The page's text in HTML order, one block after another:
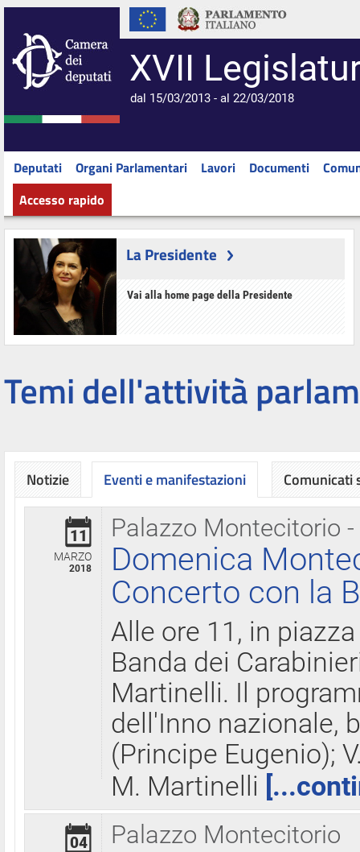
XVII
dal 15/03/2013 - al 22/03/2018
Deputati Organi Parlamentari Lavori Documenti
Accesso rapido
La Presidente
Vai alla home page della Presidente
Temi dell'attività
Notizie Eventi e manifestazioni
Palazzo Montecitorio
11
MARZO
2018
Domenica
Concerto con la
Alle ore 11, in
Banda dei
Martinelli. Il
dell'Inno nazionale,
(Principe Eugenio);
M. Martinelli
Palazzo Montecitorio
04
Comunicati